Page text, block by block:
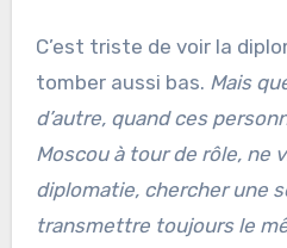
C’est triste de voir la
tomber aussi bas. Mais
d’autre, quand ces
Moscou à tour de rôle, ne
diplomatie, chercher une
transmettre toujours le